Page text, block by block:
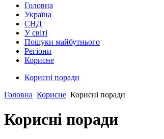
Головна
Україна
СНД
У світі
Пошуки майбутнього
Регіони
Корисне
Корисні поради
Головна Корисне Корисні поради
Корисні поради